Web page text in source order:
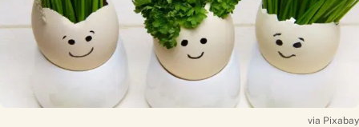
via Pixabay